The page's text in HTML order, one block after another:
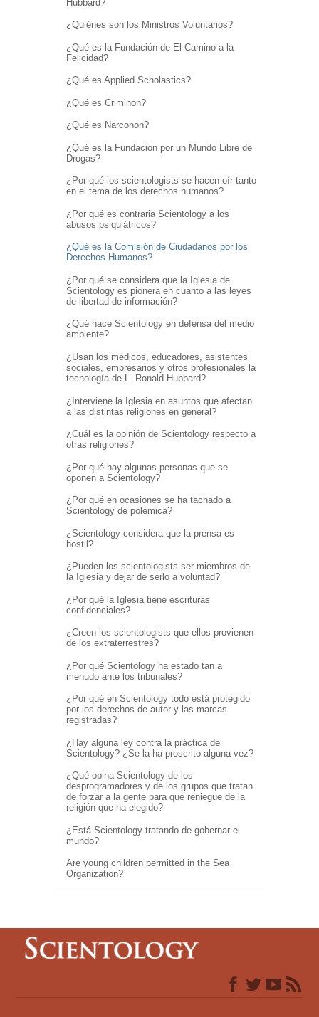
Hubbard?
¿Quiénes son los Ministros Voluntarios?
¿Qué es la Fundación de El Camino a la
Felicidad?
¿Qué es Applied Scholastics?
¿Qué es Criminon?
¿Qué es Narconon?
¿Qué es la Fundación por un Mundo Libre de
Drogas?
¿Por qué los scientologists se hacen oír tanto
en el tema de los derechos humanos?
¿Por qué es contraria Scientology a los
abusos psiquiátricos?
¿Qué es la Comisión de Ciudadanos por los
Derechos Humanos?
¿Por qué se considera que la Iglesia de
Scientology es pionera en cuanto a las leyes
de libertad de información?
¿Qué hace Scientology en defensa del medio
ambiente?
¿Usan los médicos, educadores, asistentes
sociales, empresarios y otros profesionales la
tecnología de L. Ronald Hubbard?
¿Interviene la Iglesia en asuntos que afectan
a las distintas religiones en general?
¿Cuál es la opinión de Scientology respecto a
otras religiones?
¿Por qué hay algunas personas que se
oponen a Scientology?
¿Por qué en ocasiones se ha tachado a
Scientology de polémica?
¿Scientology considera que la prensa es
hostil?
¿Pueden los scientologists ser miembros de
la Iglesia y dejar de serlo a voluntad?
¿Por qué la Iglesia tiene escrituras
confidenciales?
¿Creen los scientologists que ellos provienen
de los extraterrestres?
¿Por qué Scientology ha estado tan a
menudo ante los tribunales?
¿Por qué en Scientology todo está protegido
por los derechos de autor y las marcas
registradas?
¿Hay alguna ley contra la práctica de
Scientology? ¿Se la ha proscrito alguna vez?
¿Qué opina Scientology de los
desprogramadores y de los grupos que tratan
de forzar a la gente para que reniegue de la
religión que ha elegido?
¿Está Scientology tratando de gobernar el
mundo?
Are young children permitted in the Sea
Organization?